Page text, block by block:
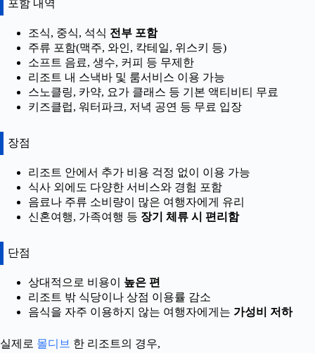
포함 내역
조식, 중식, 석식 전부 포함
주류 포함(맥주, 와인, 칵테일, 위스키 등)
소프트 음료, 생수, 커피 등 무제한
리조트 내 스낵바 및 룸서비스 이용 가능
스노클링, 카약, 요가 클래스 등 기본 액티비티 무료
키즈클럽, 워터파크, 저녁 공연 등 무료 입장
장점
리조트 안에서 추가 비용 걱정 없이 이용 가능
식사 외에도 다양한 서비스와 경험 포함
음료나 주류 소비량이 많은 여행자에게 유리
신혼여행, 가족여행 등 장기 체류 시 편리함
단점
상대적으로 비용이 높은 편
리조트 밖 식당이나 상점 이용률 감소
음식을 자주 이용하지 않는 여행자에게는 가성비 저하
실제로 몰디브 한 리조트의 경우,